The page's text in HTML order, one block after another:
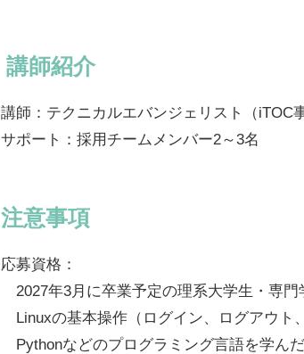
‍ 講師紹介
講師：テクニカルエバンジェリスト（iTOC
サポート：採用チームメンバー2～3名
注意事項
応募資格：
2027年3月に卒業予定の理系大学生・専門
Linuxの基本操作（ログイン、ログアウト
Pythonなどのプログラミング言語を学ん